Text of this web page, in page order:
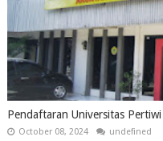
Pendaftaran Universitas
October 08, 2024 undefined